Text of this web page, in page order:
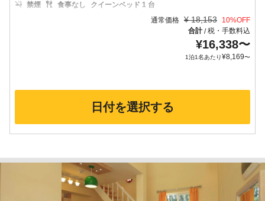
禁煙 食事なし
クイーンベッド 1 台
通常価格 ¥ 18,153 10%OFF
合計/税・手数料込
¥16,338〜
1泊1名あたり¥8,169〜
日付を選択する